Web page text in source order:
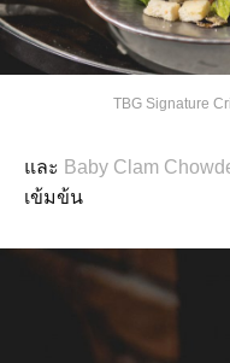
TBG Signature
และ Baby Clam
เข้มข้น